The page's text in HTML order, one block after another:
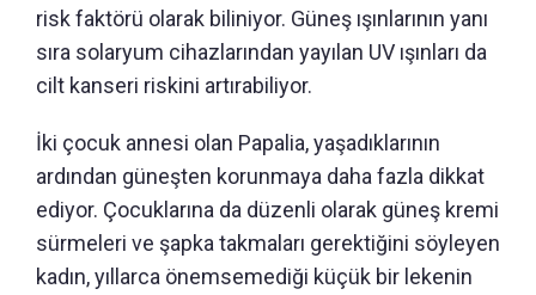
risk faktörü olarak biliniyor. Güneş ışınlarının yanı
sıra solaryum cihazlarından yayılan UV ışınları da
cilt kanseri riskini artırabiliyor.
İki çocuk annesi olan Papalia, yaşadıklarının
ardından güneşten korunmaya daha fazla dikkat
ediyor. Çocuklarına da düzenli olarak güneş kremi
sürmeleri ve şapka takmaları gerektiğini söyleyen
kadın, yıllarca önemsemediği küçük bir lekenin